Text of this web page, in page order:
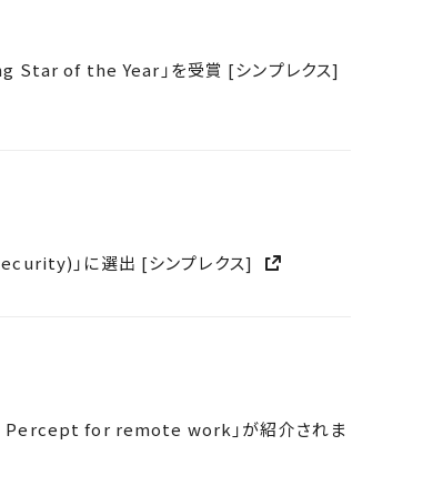
Star of the Year」を受賞 [シンプレクス]
」に選出 [シンプレクス]
Percept for remote work」が紹介されま